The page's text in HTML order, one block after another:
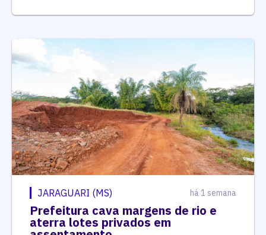
JARAGUARI (MS) há 1 semana
Prefeitura cava margens de rio e
aterra lotes privados em